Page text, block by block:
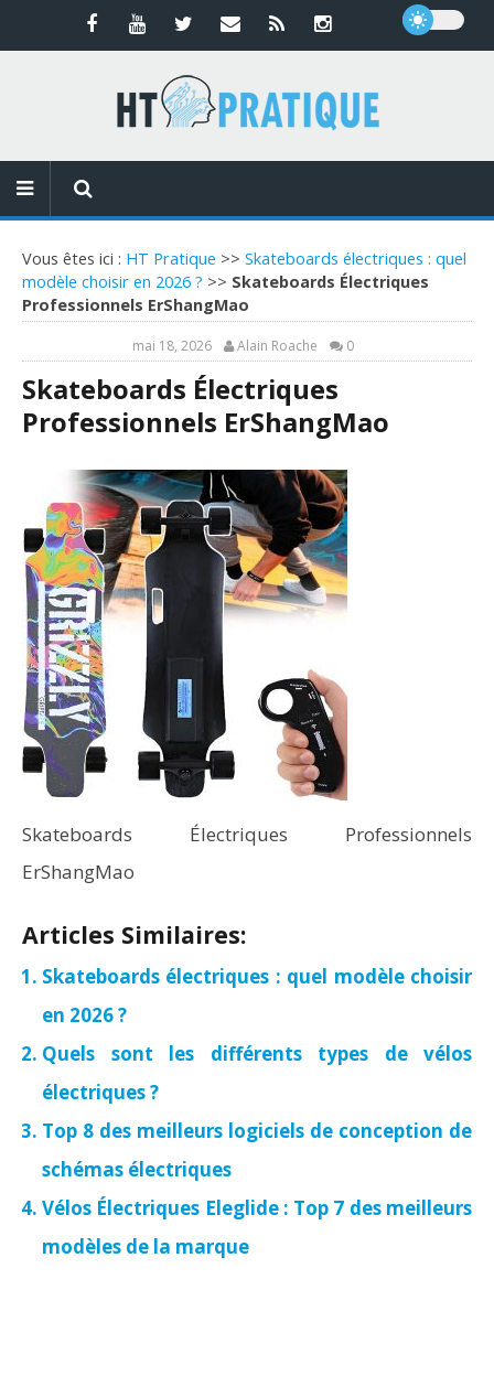
Vous êtes ici : HT Pratique >> Skateboards électriques : quel
modèle choisir en 2026 ? >> Skateboards Électriques
Professionnels ErShangMao
mai 18, 2026 Alain Roache 0
Skateboards Électriques
Professionnels ErShangMao
Skateboards Électriques Professionnels
ErShangMao
Articles Similaires:
Skateboards électriques : quel modèle choisir
en 2026 ?
Quels sont les différents types de vélos
électriques ?
Top 8 des meilleurs logiciels de conception de
schémas électriques
Vélos Électriques Eleglide : Top 7 des meilleurs
modèles de la marque